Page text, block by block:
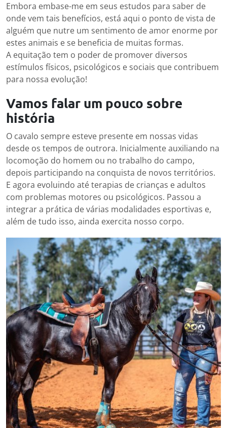
Embora embase-me em seus estudos para saber de
onde vem tais benefícios, está aqui o ponto de vista de
alguém que nutre um sentimento de amor enorme por
estes animais e se beneficia de muitas formas.
A equitação tem o poder de promover diversos
estímulos físicos, psicológicos e sociais que contribuem
para nossa evolução!
Vamos falar um pouco sobre
história
O cavalo sempre esteve presente em nossas vidas
desde os tempos de outrora. Inicialmente auxiliando na
locomoção do homem ou no trabalho do campo,
depois participando na conquista de novos territórios.
E agora evoluindo até terapias de crianças e adultos
com problemas motores ou psicológicos. Passou a
integrar a prática de várias modalidades esportivas e,
além de tudo isso, ainda exercita nosso corpo.